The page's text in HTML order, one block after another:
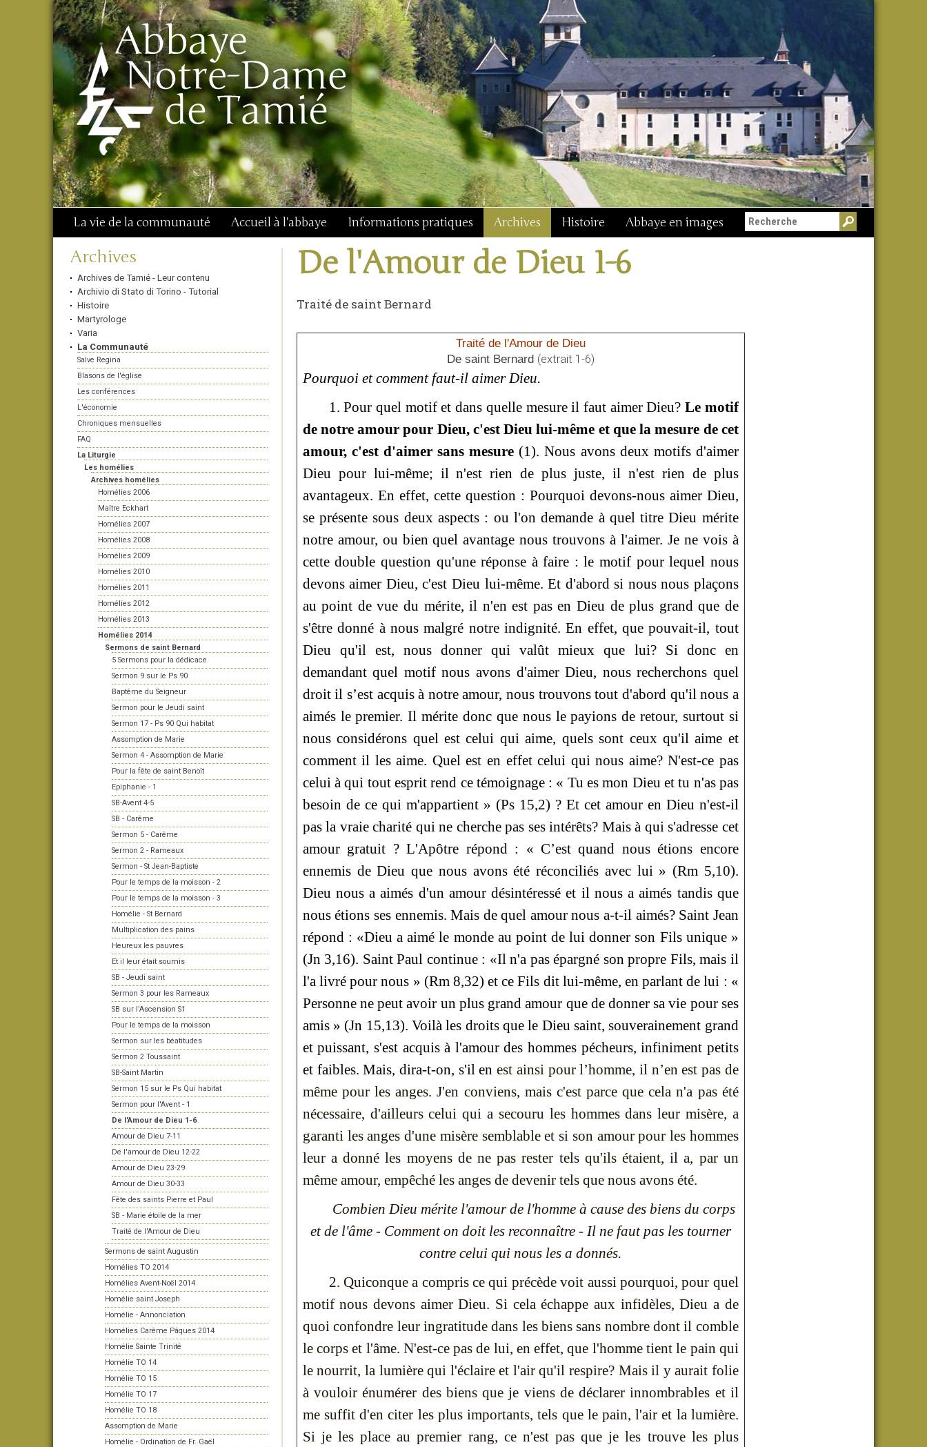
Aller
au
contenu.
|
Aller
à
navigation
Outils
personnels
Chercher par
Recherche
avancée…
La vie de la communauté Accueil à l'abbaye Informations pratiques Archives Histoire Abbaye en images
Navigation
Archives
Archives de Tamié - Leur contenu
Archivio di Stato di Torino - Tutorial
Histoire
Martyrologe
Varia
La Communauté
Salve Regina
Blasons de l'église
Les conférences
L'économie
Chroniques mensuelles
FAQ
La Liturgie
Les homélies
Archives homélies
Homélies 2006
Maître Eckhart
Homélies 2007
Homélies 2008
Homélies 2009
Homélies 2010
Homélies 2011
Homélies 2012
Homélies 2013
Homélies 2014
Sermons de saint Bernard
5 Sermons pour la dédicace
Sermon 9 sur le Ps 90
Baptême du Seigneur
Sermon pour le Jeudi saint
Sermon 17 - Ps 90 Qui habitat
Assomption de Marie
Sermon 4 - Assomption de Marie
Pour la fête de saint Benoît
Epiphanie - 1
SB-Avent 4-5
SB - Carême
Sermon 5 - Carême
Sermon 2 - Rameaux
Sermon - St Jean-Baptiste
Pour le temps de la moisson - 2
Pour le temps de la moisson - 3
Homélie - St Bernard
Multiplication des pains
Heureux les pauvres
Et il leur était soumis
SB - Jeudi saint
Sermon 3 pour les Rameaux
SB sur l'Ascension S1
Pour le temps de la moisson
Sermon sur les béatitudes
Sermon 2 Toussaint
SB-Saint Martin
Sermon 15 sur le Ps Qui habitat
Sermon pour l'Avent - 1
De l'Amour de Dieu 1-6
Amour de Dieu 7-11
De l'amour de Dieu 12-22
Amour de Dieu 23-29
Amour de Dieu 30-33
Fête des saints Pierre et Paul
SB - Marie étoile de la mer
Traité de l'Amour de Dieu
Sermons de saint Augustin
Homélies TO 2014
Homélies Avent-Noël 2014
Homélie saint Joseph
Homélie - Annonciation
Homélies Carême Pâques 2014
Homélie Sainte Trinité
Homélie TO 14
Homélie TO 15
Homélie TO 17
Homélie TO 18
Assomption de Marie
Homélie - Ordination de Fr. Gaël
De l'Amour de Dieu 1-6
Traité de saint Bernard
Traité de l'Amour de Dieu
De saint Bernard (extrait 1-6)
Pourquoi et comment faut-il aimer Dieu.
1. Pour quel motif et dans quelle mesure il faut aimer Dieu?Le motif
de notre amour pour Dieu, c'est Dieu lui-même et que la mesure de cet
amour, c'est d'aimer sans mesure (1). Nous avons deux motifs d'aimer
Dieu pour lui-même; il n'est rien de plus juste, il n'est rien de plus
avantageux. En effet, cette question : Pourquoi devons-nous aimer Dieu,
se présente sous deux aspects : ou l'on demande à quel titre Dieu mérite
notre amour, ou bien quel avantage nous trouvons à l'aimer. Je ne vois à
cette double question qu'une réponse à faire : le motif pour lequel nous
devons aimer Dieu, c'est Dieu lui-même. Et d'abord si nous nous plaçons
au point de vue du mérite, il n'en est pas en Dieu de plus grand que de
s'être donné à nous malgré notre indignité. En effet, que pouvait-il, tout
Dieu qu'il est, nous donner qui valût mieux que lui? Si donc en
demandant quel motif nous avons d'aimer Dieu, nous recherchons quel
droit il s’est acquis à notre amour, nous trouvons tout d'abord qu'il nous a
aimés le premier. Il mérite donc que nous le payions de retour, surtout si
nous considérons quel est celui qui aime, quels sont ceux qu'il aime et
comment il les aime. Quel est en effet celui qui nous aime? N'est-ce pas
celui à qui tout esprit rend ce témoignage : « Tu es mon Dieu et tu n'as pas
besoin de ce qui m'appartient » (Ps 15,2) ?Et cet amour en Dieu n'est-il
pas la vraie charité qui ne cherche pas ses intérêts? Mais à qui s'adresse cet
amour gratuit ? L'Apôtre répond : « C’est quand nous étions encore
ennemis de Dieu que nous avons été réconciliés avec lui » (Rm 5,10).
Dieu nous a aimés d'un amour désintéressé et il nous a aimés tandis que
nous étions ses ennemis. Mais de quel amour nous a-t-il aimés? Saint Jean
répond : «Dieu a aimé le monde au point de lui donner son Fils unique »
(Jn 3,16). Saint Paul continue : «Il n'a pas épargné son propre Fils, mais il
l'a livré pour nous » (Rm 8,32) et ce Fils dit lui-même, en parlant de lui : «
Personne ne peut avoir un plus grand amour que de donner sa vie pour ses
amis » (Jn 15,13).Voilà les droits que le Dieu saint, souverainement grand
et puissant, s'est acquis à l'amour des hommes pécheurs, infiniment petits
et faibles. Mais, dira-t-on, s'il enest ainsi pour l’homme, il n’en est pas de
même pour les anges. J'en conviens, mais c'est parce que cela n'a pas été
nécessaire, d'ailleurs celui qui a secouru les hommes dans leur misère, a
garanti les anges d'une misère semblable et si son amour pour les hommes
leur a donné les moyens de ne pas rester tels qu'ils étaient, il a, par un
même amour, empêché les anges de devenir tels que nous avons été.
Combien Dieu mérite l'amour de l'homme à cause des biens du corps
et de l'âme - Comment on doit les reconnaître - Il ne faut pas les tourner
contre celui qui nous les a donnés.
2. Quiconque a compris ce qui précède voit aussi pourquoi, pour quel
motif nous devons aimer Dieu. Si cela échappe aux infidèles, Dieu a de
quoi confondre leur ingratitude dans les biens sans nombre dont il comble
le corps et l'âme. N'est-ce pas de lui, en effet, que l'homme tient le pain qui
le nourrit, la lumière qui l'éclaire et l'air qu'il respire? Mais il y aurait folie
à vouloir énumérer des biens que je viens de déclarer innombrables et il
me suffit d'en citer les plus importants, tels que le pain, l'air et la lumière.
Si je les place au premier rang, ce n'est pas que je les trouve les plus